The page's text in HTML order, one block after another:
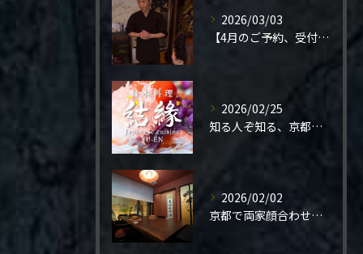
2026/03/03
【4月のご予約、受付開始しました】
2026/02/25
知る人ぞ知る、京都の隠れ家。
2026/02/02
京都で両家顔合わせをご検討の方へ。